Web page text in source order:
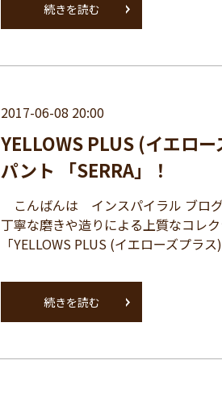
続きを読む
2017-06-08 20:00
YELLOWS PLUS (イエロ
パント 「SERRA」！
こんばんは インスパイラル ブロ
丁寧な磨きや造りによる上質なコレ
「YELLOWS PLUS (イエローズプラ
続きを読む